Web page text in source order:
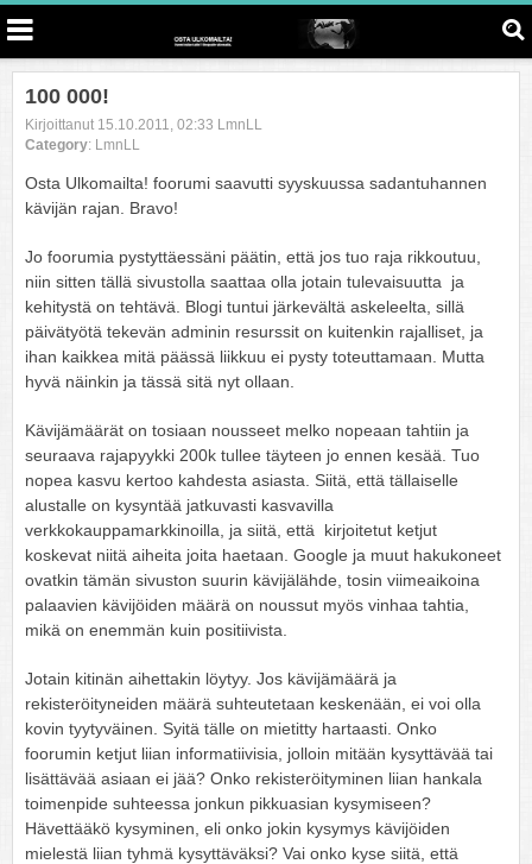
100 000!
Kirjoittanut 15.10.2011, 02:33 LmnLL
Category: LmnLL
Osta Ulkomailta! foorumi saavutti syyskuussa sadantuhannen
kävijän rajan. Bravo!
Jo foorumia pystyttäessäni päätin, että jos tuo raja rikkoutuu,
niin sitten tällä sivustolla saattaa olla jotain tulevaisuutta ja
kehitystä on tehtävä. Blogi tuntui järkevältä askeleelta, sillä
päivätyötä tekevän adminin resurssit on kuitenkin rajalliset, ja
ihan kaikkea mitä päässä liikkuu ei pysty toteuttamaan. Mutta
hyvä näinkin ja tässä sitä nyt ollaan.
Kävijämäärät on tosiaan nousseet melko nopeaan tahtiin ja
seuraava rajapyykki 200k tullee täyteen jo ennen kesää. Tuo
nopea kasvu kertoo kahdesta asiasta. Siitä, että tällaiselle
alustalle on kysyntää jatkuvasti kasvavilla
verkkokauppamarkkinoilla, ja siitä, että kirjoitetut ketjut
koskevat niitä aiheita joita haetaan. Google ja muut hakukoneet
ovatkin tämän sivuston suurin kävijälähde, tosin viimeaikoina
palaavien kävijöiden määrä on noussut myös vinhaa tahtia,
mikä on enemmän kuin positiivista.
Jotain kitinän aihettakin löytyy. Jos kävijämäärä ja
rekisteröityneiden määrä suhteutetaan keskenään, ei voi olla
kovin tyytyväinen. Syitä tälle on mietitty hartaasti. Onko
foorumin ketjut liian informatiivisia, jolloin mitään kysyttävää tai
lisättävää asiaan ei jää? Onko rekisteröityminen liian hankala
toimenpide suhteessa jonkun pikkuasian kysymiseen?
Hävettääkö kysyminen, eli onko jokin kysymys kävijöiden
mielestä liian tyhmä kysyttäväksi? Vai onko kyse siitä, että